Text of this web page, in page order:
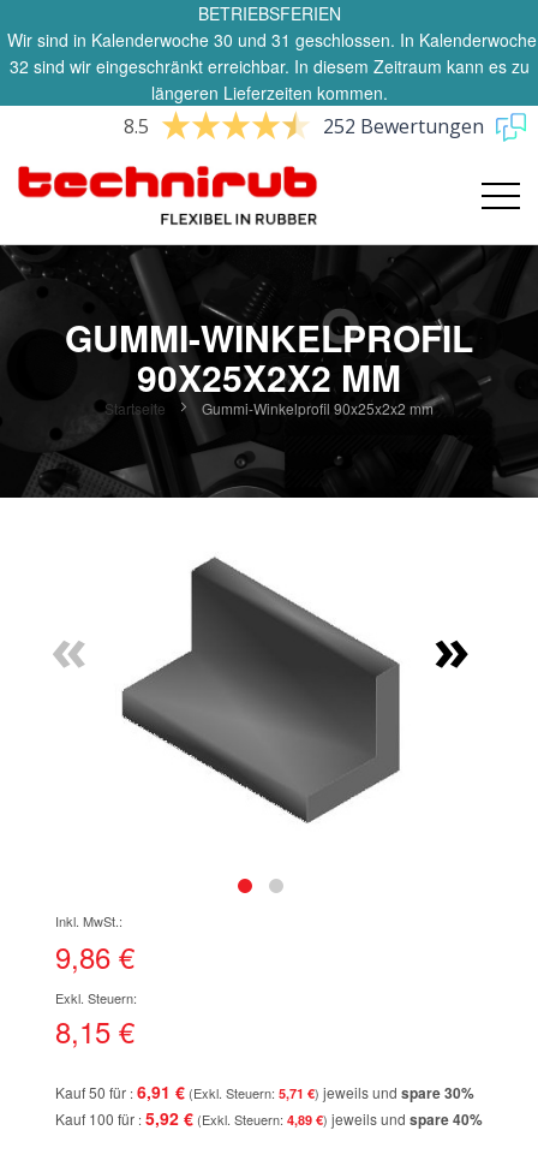
BETRIEBSFERIEN
Wir sind in Kalenderwoche 30 und 31 geschlossen. In Kalenderwoche
32 sind wir eingeschränkt erreichbar. In diesem Zeitraum kann es zu
längeren Lieferzeiten kommen.
8.5 252 Bewertungen
GUMMI-WINKELPROFIL
90X25X2X2 MM
Startseite Gummi-Winkelprofil 90x25x2x2 mm
« »
der
Bildgalerie
9,86 €
8,15 €
Kauf 50 für 6,91 € 5,71 € jeweils und spare30%
Kauf 100 für 5,92 € 4,89 € jeweils und spare40%